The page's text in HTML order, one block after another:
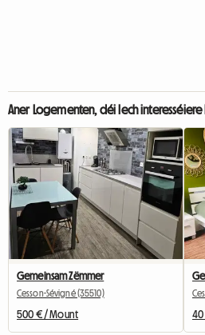
Aner Logementen, déi Iech
Gemeinsam Zëmmer
Cesson-Sévigné (35510)
500 € / Mount 40